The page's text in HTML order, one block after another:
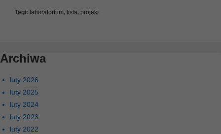
Tagi: laboratorium, lista, projekt
Archiwa
luty 2026
luty 2025
luty 2024
luty 2023
luty 2022